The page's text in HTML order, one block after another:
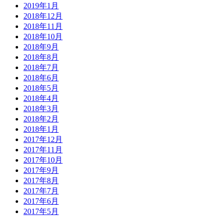
2019年1月
2018年12月
2018年11月
2018年10月
2018年9月
2018年8月
2018年7月
2018年6月
2018年5月
2018年4月
2018年3月
2018年2月
2018年1月
2017年12月
2017年11月
2017年10月
2017年9月
2017年8月
2017年7月
2017年6月
2017年5月